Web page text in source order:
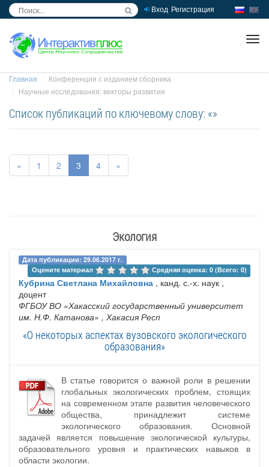
Вход Регистрация
Главная
Конференция с изданием сборника
Научные исследования: векторы развития
Список публикаций по ключевому слову: «»
« 1 2 3 4 »
Экология
Дата публикации: 29.06.2017 г.
Оцените материал
Средняя оценка: 0 (Всего: 0)
Кубрина Светлана Михайловна , канд. с.-х. наук ,
доцент
ФГБОУ ВО «Хакасский государственный университет
им. Н.Ф. Катанова» , Хакасия Респ
«О некоторых аспектах вузовского экологического
образования»
В статье говорится о важной роли в решении
глобальных экологических проблем, стоящих
на современном этапе развития человеческого
общества, принадлежит системе
экологического образования. Основной
задачей является повышение экологической культуры,
образовательного уровня и практических навыков в
области экологии.